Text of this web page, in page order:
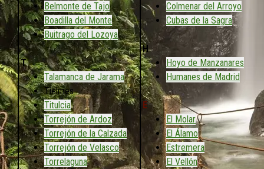
Belmonte de Tajo
Boadilla del Monte
Buitrago del Lozoya
T
Talamanca de Jarama
Tielmes
Titulcia
Torrejón de Ardoz
Torrejón de la Calzada
Torrejón de Velasco
Torrelaguna
Colmenar del Arroyo
Cubas de la Sagra
H
Hoyo de Manzanares
Humanes de Madrid
E
El Molar
El Álamo
Estremera
El Vellón